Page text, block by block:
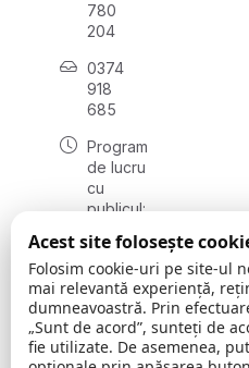
780
204
0374
918
685
Program
de lucru
cu
publicul:
08:00 -
16:30
, vineri:
08:00 -
14:00
Acest site folosește
Folosim cookie-uri pe site-ul
mai relevantă experiență,
dumneavoastră. Prin
„Sunt de acord”, sunteți de
fie utilizate. De asemenea,